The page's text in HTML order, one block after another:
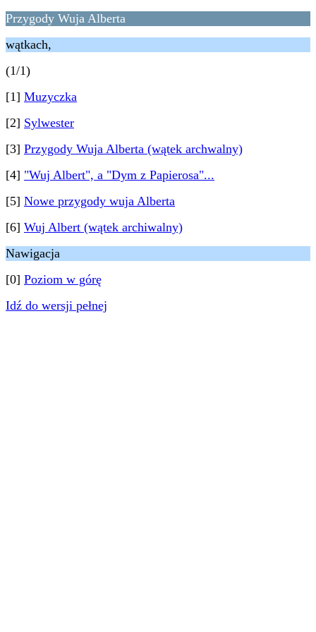
Przygody Wuja Alberta
wątkach,
(1/1)
[1] Muzyczka
[2] Sylwester
[3] Przygody Wuja Alberta (wątek archwalny)
[4] "Wuj Albert", a "Dym z Papierosa"...
[5] Nowe przygody wuja Alberta
[6] Wuj Albert (wątek archiwalny)
Nawigacja
[0] Poziom w górę
Idź do wersji pełnej